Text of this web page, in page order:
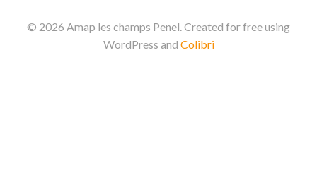
© 2026 Amap les champs Penel. Created for free using
WordPress and Colibri